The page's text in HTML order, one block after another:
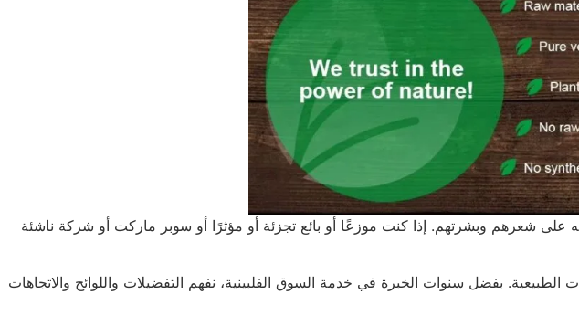
على شعرهم وبشرتهم. إذا كنت موزعًا أو بائع تجزئة أو مؤثرًا أو سوبر ماركت أو شركة ناشئة
بفضل سنوات الخبرة في خدمة السوق الفلبينية، نفهم التفضيلات واللوائح والاتجاهات